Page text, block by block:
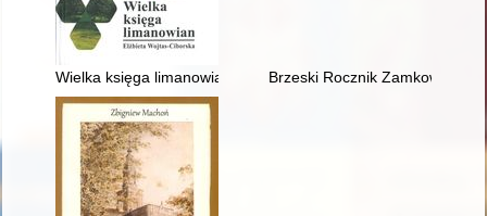
Wielka księga limanowian Brzeski Rocznik Zamkowy. R.